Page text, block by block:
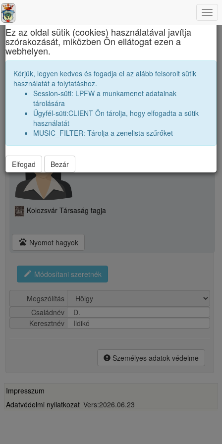
Református Kollégium
D. Ildikó
D. Ildikó
Kolozsvár Társaság tagja
pets Nyomot hagyok
edit Módosítani szeretnék
Megszólítás
Családnév
D.
Keresztnév
Ildikó
Személyes adatok védelme
Impresszum
Adatvédelmi nyilatkozat Vers:2026.06.23
×
Ez az oldal sütik (cookies) használatával javítja
szórakozását, miközben Ön ellátogat ezen a
webhelyen.
Kérjük, legyen kedves és fogadja el az alább felsorolt sütik
használatát a folytatáshoz.
Session-süti: LPFW a munkamenet adatainak
tárolására
Ügyfél-süti:CLIENT Ön tárolja, hogy elfogadta a sütik
használatát
MUSIC_FILTER: Tárolja a zenelista szűrőket
Elfogad Bezár